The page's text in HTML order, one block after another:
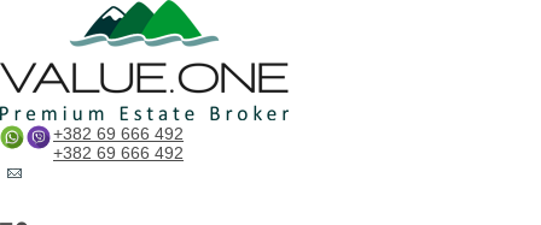
+382 69 666 492
+382 69 666 492